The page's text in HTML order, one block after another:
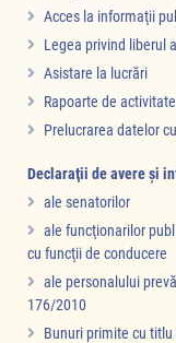
Acces la informaţii
Legea privind liberul
Asistare la lucrări
Rapoarte de activitate
Prelucrarea datelor
Declaraţii de avere şi
ale senatorilor
ale funcţionarilor
cu funcţii de conducere
ale personalului
176/2010
Bunuri primite cu